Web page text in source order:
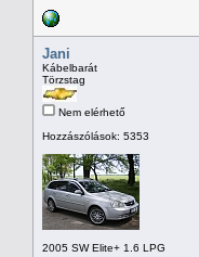
Jani
Kábelbarát
Törzstag
Nem elérhető
Hozzászólások: 5353
2005 SW Elite+ 1.6 LPG